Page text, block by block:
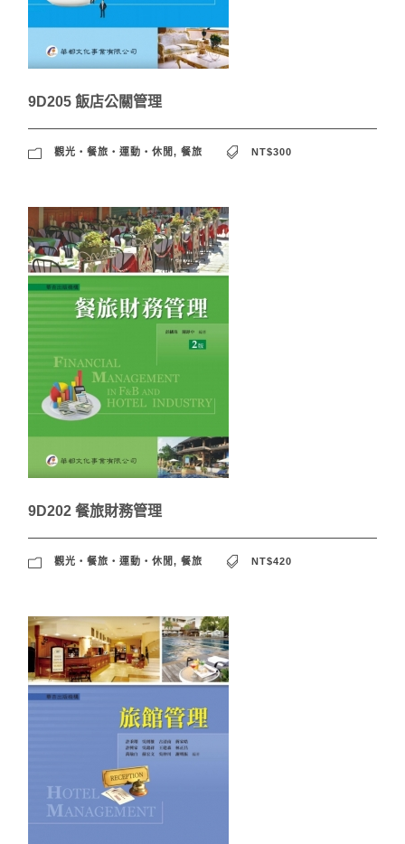
9D205 飯店公關管理
觀光‧餐旅‧運動‧休閒 , 餐旅 NT$300
9D202 餐旅財務管理
觀光‧餐旅‧運動‧休閒 , 餐旅 NT$420